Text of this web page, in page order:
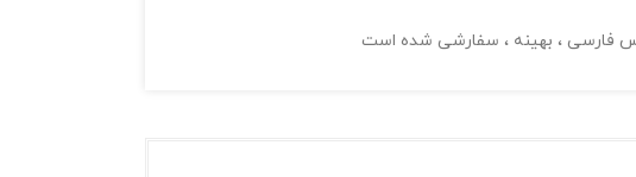
فارسی ، بهینه ، سفارشی شده است